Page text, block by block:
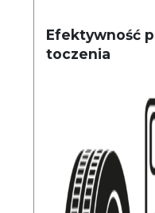
Efektywność
toczenia